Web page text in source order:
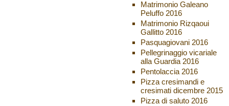
Matrimonio Galeano
Peluffo 2016
Matrimonio Rizqaoui
Gallitto 2016
Pasquagiovani 2016
Pellegrinaggio vicariale
alla Guardia 2016
Pentolaccia 2016
Pizza cresimandi e
cresimati dicembre 2015
Pizza di saluto 2016